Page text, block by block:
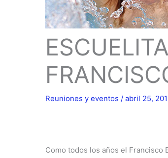
Reuniones y eventos / abril 25,
Como todos los años el Francisco